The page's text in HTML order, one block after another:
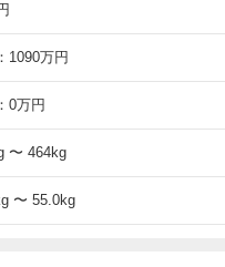
1090万円
0万円
〜 464kg
〜 55.0kg